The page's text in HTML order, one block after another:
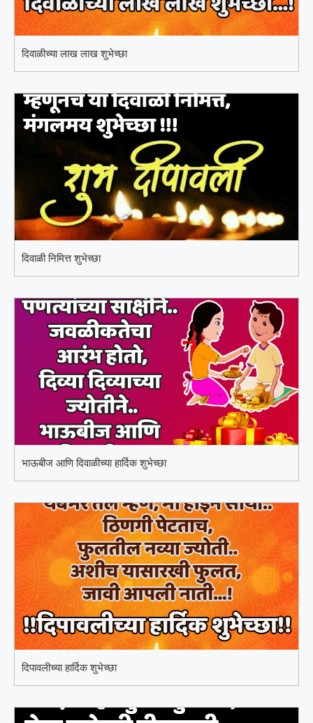
दिवाळीच्या लाख लाख शुभेच्छा
दिवाळी निमित्त शुभेच्छा
भाऊबीज आणि दिवाळीच्या हार्दिक शुभेच्छा
दिपावलीच्या हार्दिक शुभेच्छा